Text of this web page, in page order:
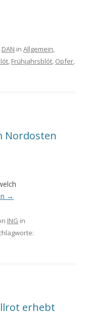
DAN in Allgemein,
, Frühjahrsblót, Opfer,
Nordosten
→
ING in
erhebt